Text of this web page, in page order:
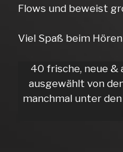
Flows und beweist
Viel Spaß beim
40 frische, neue &
ausgewählt von
manchmal unter